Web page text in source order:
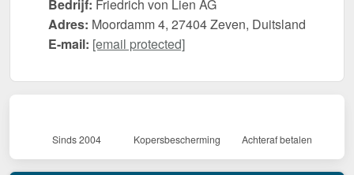
Bedrijf: Friedrich von Lien AG
Adres: Moordamm 4, 27404 Zeven, Duitsland
E-mail: [email protected]
Sinds 2004 Kopersbescherming Achteraf betalen